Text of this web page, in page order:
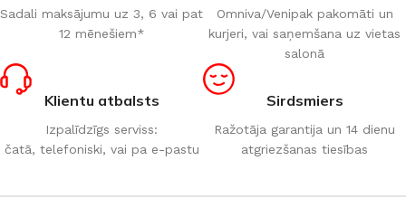
Sadali maksājumu uz 3, 6 vai pat
12 mēnešiem*
Omniva/Venipak pakomāti un
kurjeri, vai saņemšana uz vietas
salonā
Klientu atbalsts
Izpalīdzīgs serviss:
čatā, telefoniski, vai pa e-pastu
Sirdsmiers
Ražotāja garantija un 14 dienu
atgriezšanas tiesības